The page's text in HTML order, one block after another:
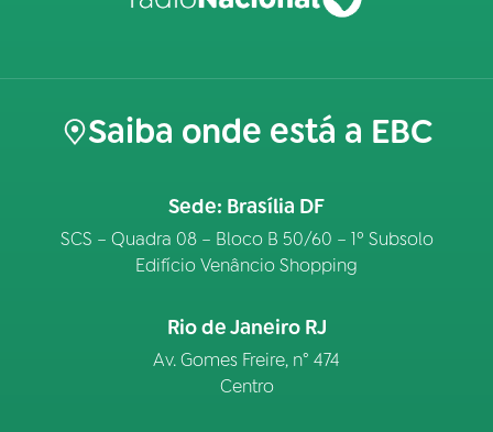
Saiba onde está a EBC
Sede: Brasília DF
SCS – Quadra 08 – Bloco B 50/60 – 1º Subsolo
Edifício Venâncio Shopping
Rio de Janeiro RJ
Av. Gomes Freire, n° 474
Centro